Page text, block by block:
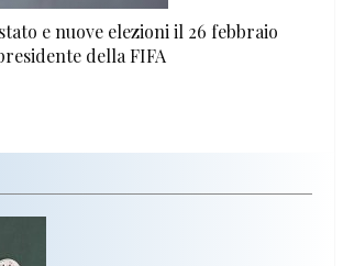
e nuove elezioni il 26 febbraio
della FIFA